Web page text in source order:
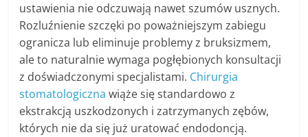
ustawienia nie odczuwają nawet szumów usznych.
Rozluźnienie szczęki po poważniejszym zabiegu
ogranicza lub eliminuje problemy z bruksizmem,
ale to naturalnie wymaga pogłębionych konsultacji
z doświadczonymi specjalistami. Chirurgia
stomatologiczna wiąże się standardowo z
ekstrakcją uszkodzonych i zatrzymanych zębów,
których nie da się już uratować endodoncją.